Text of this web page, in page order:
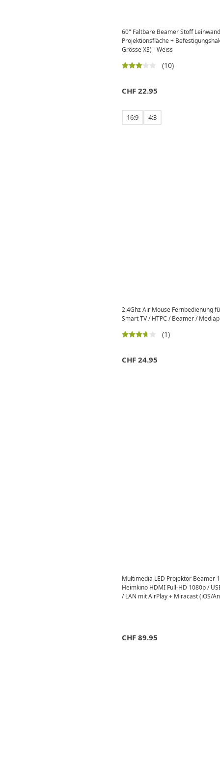
60" Faltbare Beamer Stoff
Projektionsfläche +
Grösse XS) - Weiss
(10)
CHF 22.95
16:9 4:3
2.4Ghz Air Mouse Fernbedienung
Smart TV / HTPC / Beamer /
(1)
CHF 24.95
Multimedia LED Projektor Beamer
Heimkino HDMI Full-HD 1080p /
/ LAN mit AirPlay + Miracast (iOS/
CHF 89.95